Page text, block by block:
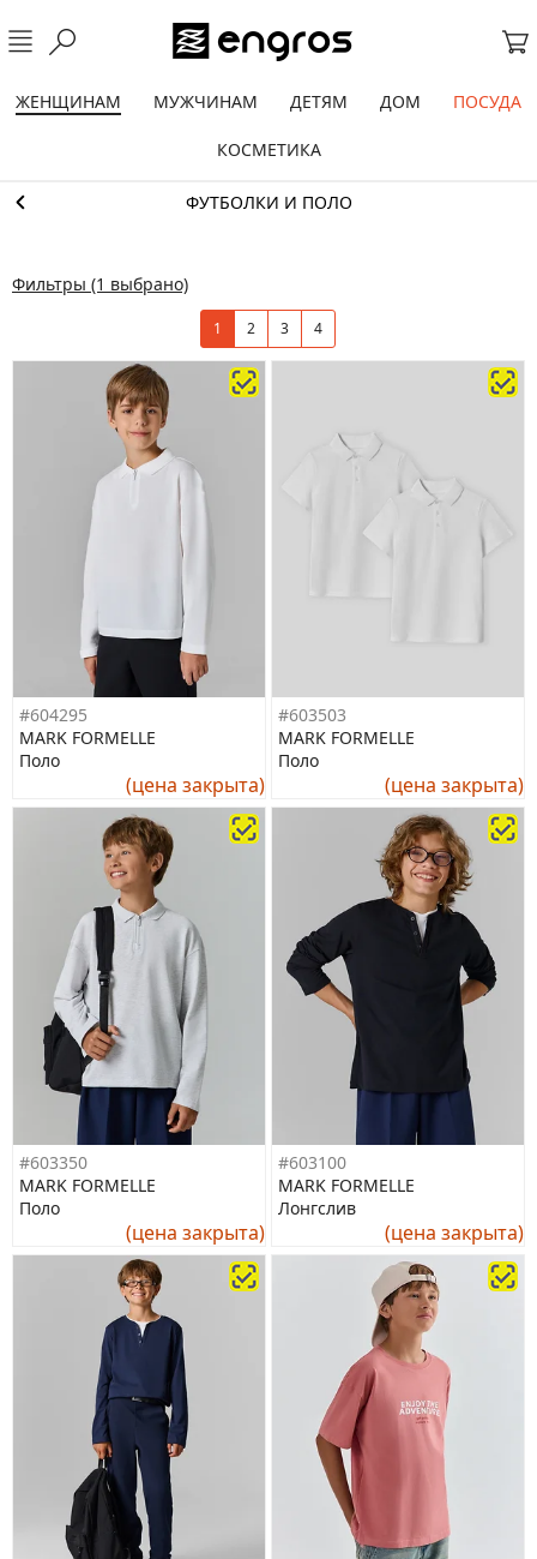
ЖЕНЩИНАМ МУЖЧИНАМ ДЕТЯМ ДОМ ПОСУДА
КОСМЕТИКА
ФУТБОЛКИ И ПОЛО
Фильтры (1 выбрано)
1 2 3 4
#604295
MARK FORMELLE
Поло
(цена закрыта)
#603503
MARK FORMELLE
Поло
(цена закрыта)
#603350
MARK FORMELLE
Поло
(цена закрыта)
#603100
MARK FORMELLE
Лонгслив
(цена закрыта)